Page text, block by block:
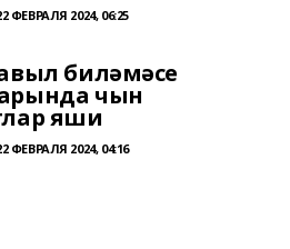
ФЕВРАЛЯ 2024, 06:25
биләмәсе
чын
яши
ФЕВРАЛЯ 2024, 04:16